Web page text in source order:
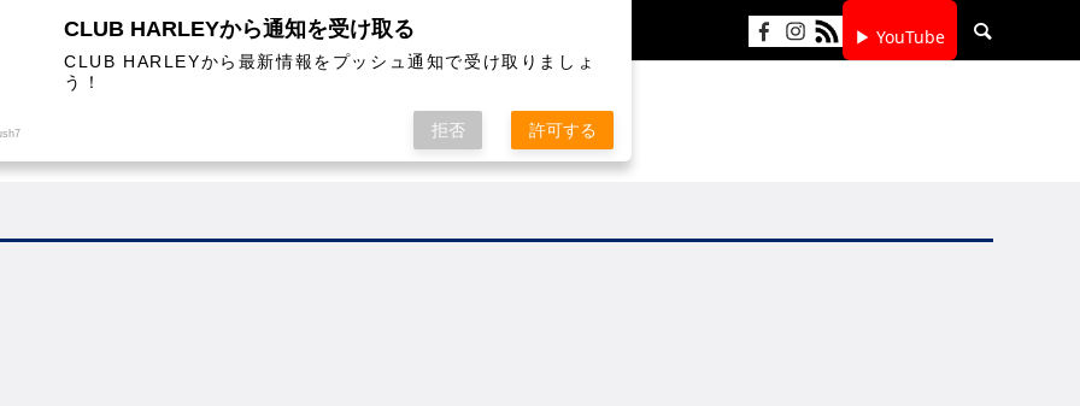
▶ YouTube
COLUMN
CLUB HARLEYから通知を受け取る
CLUB HARLEYから最新情報をプッシュ通知で受け取りましょ
う！
拒否 許可する